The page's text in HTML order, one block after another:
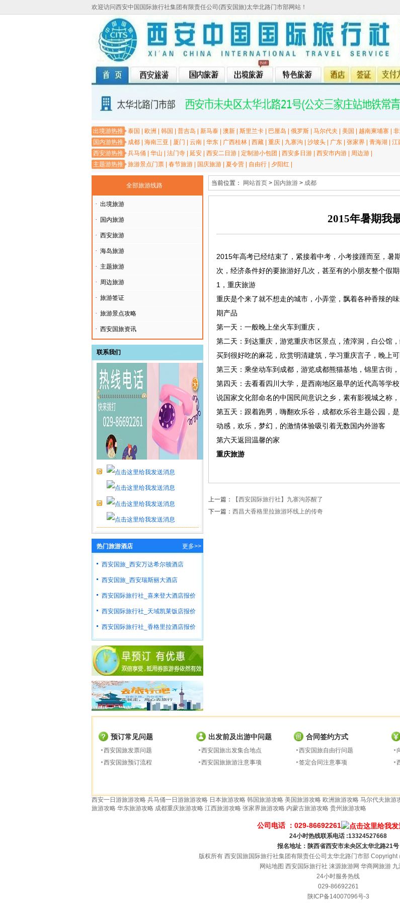
欢迎访问西安中国国际旅行社集团有限责任公司(西安国旅)太华北路门市部网站！
出境游热推泰国 欧洲 韩国 普吉岛 新马泰 澳新 斯里兰卡 巴厘岛 俄罗斯 马尔代夫 美国 越南柬埔寨
国内游热推 成都 海南三亚 厦门 云南 华东 广西桂林 西藏 重庆 九寨沟 沙坡头 广东 张家界 青海湖 江
西安游热推兵马俑 华山 法门寺 延安 西安二日游 定制游小包团 西安多日游 西安市内游 周边游
主题游热推旅游景点门票 春节旅游 国庆旅游 夏令营 自由行 夕阳红
全部旅游线路
· 出境旅游
· 国内旅游
· 西安旅游
· 海岛旅游
· 主题旅游
· 周边旅游
· 旅游签证
· 旅游景点攻略
· 西安国旅资讯
联系我们
热门旅游酒店 更多>>
西安国旅_西安万达希尔顿酒店
西安国旅_西安瑞斯丽大酒店
西安国际旅行社_喜来登大酒店报价
西安国际旅行社_天域凯莱饭店报价
西安国际旅行社_香格里拉酒店报价
当前位置： 网站首页 > 国内旅游 > 成都
2015年暑期我
2015年高考已经结束了，紧接着中考，小考接踵而至，
次，经济条件好的要旅游好几次，甚至有的小朋友整个假
1，重庆旅游
重庆是个来了就不想走的城市，小弄堂，飘着各种香辣的
期产品
第一天：一般晚上坐火车到重庆，
第二天：到达重庆，游览重庆市区景点，渣滓洞，白公馆
买到很好吃的麻花，欣赏明清建筑，学习重庆言子，晚上
第三天：乘坐动车到成都，游览成都熊猫基地，锦里古街，
第四天：去看看四川大学，是西南地区最早的近代高等学
说国家文化部命名的中国民间意识之乡，素有影视城之称，
第五天：跟着跑男，嗨翻欢乐谷，成都欢乐谷主题公园，
动感，欢乐，梦幻，的激情体验吸引着无数国内外游客
第六天返回温馨的家
重庆旅游
上一篇：
【西安国际旅行社】九寨沟苏醒了
下一篇： 西昌大香格里拉旅游环线上的传奇
预订常见问题
西安国旅发票问题
西安国旅预订流程
出发前及出游中问题
西安国旅出发集合地点
西安国旅旅游注意事项
合同签约方式
西安国旅自由行问题
签定合同注意事项
西安一日游旅游攻略 兵马俑一日游旅游攻略 日本旅游攻略 韩国旅游攻略 美国旅游攻略 欧洲旅游攻略 马尔代夫旅游
旅游攻略 华东旅游攻略 成都重庆旅游攻略 江西旅游攻略 张家界旅游攻略 内蒙古旅游攻略 贵州旅游攻略
公司电话 ：029-86692261
24小时热线联系电话 :13324527668
报名地址：陕西省西安市未央区太华北路21号
版权所有 西安国旅国际旅行社集团有限责任公司太华北路门市部
网站地图 西安国际旅行社 涞源旅游网 华商网旅游 九
24小时服务热线
029-86692261
陕ICP备14007096号-3